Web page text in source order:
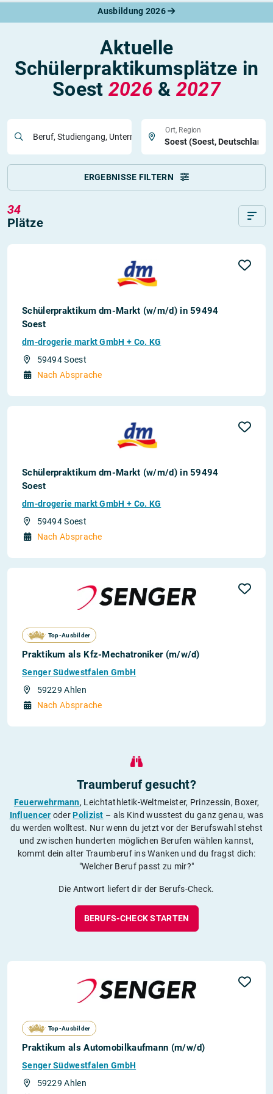
Ausbildung 2026
Aktuelle
Schülerpraktikumsplätze in
Soest 2026 & 2027
Beruf, Studiengang, Unternehmen
Ort, Region
ERGEBNISSE FILTERN
34
Plätze
Schülerpraktikum dm-Markt (w/m/d) in 59494
Soest
dm-drogerie markt GmbH + Co. KG
59494 Soest
Nach Absprache
Schülerpraktikum dm-Markt (w/m/d) in 59494
Soest
dm-drogerie markt GmbH + Co. KG
59494 Soest
Nach Absprache
Top-Ausbilder
Praktikum als Kfz-Mechatroniker (m/w/d)
Senger Südwestfalen GmbH
59229 Ahlen
Nach Absprache
Traumberuf gesucht?
Feuerwehrmann, Leichtathletik-Weltmeister, Prinzessin, Boxer,
Influencer oderPolizist – als Kind wusstest du ganz genau, was
du werden wolltest. Nur wenn du jetzt vor der Berufswahl stehst
und zwischen hunderten möglichen Berufen wählen kannst,
kommt dein alter Traumberuf ins Wanken und du fragst dich:
"Welcher Beruf passt zu mir?"
Die Antwort liefert dir der Berufs-Check.
BERUFS-CHECK STARTEN
Top-Ausbilder
Praktikum als Automobilkaufmann (m/w/d)
Senger Südwestfalen GmbH
59229 Ahlen